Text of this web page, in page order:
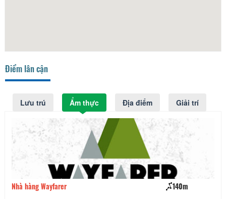
Điểm lân cận
Lưu trú Ẩm thực Địa điểm Giải trí
Nhà hàng Wayfarer 140m